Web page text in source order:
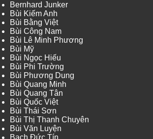
Bernhard Junker
Bùi Kiếm Anh
Bùi Bằng Việt
Bùi Công Nam
Bùi Lê Minh Phương
Bùi Mỹ
Bùi Ngọc Hiếu
Bùi Phi Trường
Bùi Phương Dung
Bùi Quang Minh
Bùi Quang Tân
Bùi Quốc Việt
Bùi Thái Sơn
Bùi Thị Thanh Chuyên
Bùi Văn Luyện